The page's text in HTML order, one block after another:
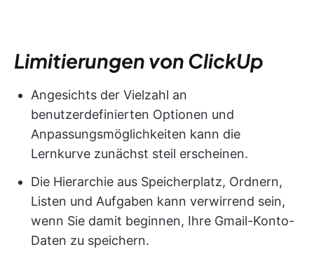
Limitierungen von ClickUp
Angesichts der Vielzahl an
benutzerdefinierten Optionen und
Anpassungsmöglichkeiten kann die
Lernkurve zunächst steil erscheinen.
Die Hierarchie aus Speicherplatz, Ordnern,
Listen und Aufgaben kann verwirrend sein,
wenn Sie damit beginnen, Ihre Gmail-Konto-
Daten zu speichern.